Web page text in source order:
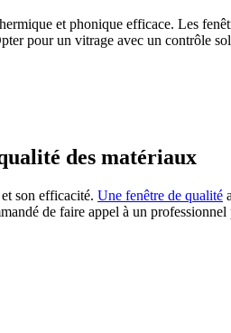
et phonique efficace. Les
pour un vitrage avec un contrôle
des matériaux
son efficacité. Une fenêtre de qualité
de faire appel à un